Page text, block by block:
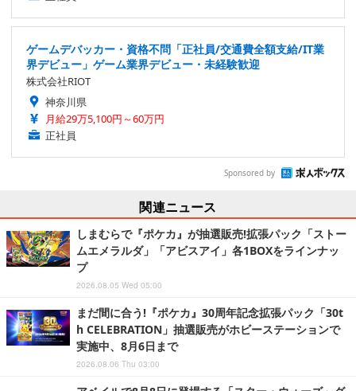
ゲームデバッカー・資格不問「正社員/交通費全額支給/IT業
界デビュー」ゲーム業界デビュー・未経験歓迎
株式会社RIOT
神奈川県
月給29万5,100円～60万円
正社員
Sponsored by
関連ニュース
しまむらで『ポケカ』が抽選販売!拡張パック「ストー
ムエメラルダ」「アビスアイ」各1BOXをラインナッ
プ
2026.08.05 Wed 05:00
まだ間に合う!『ポケカ』30周年記念拡張パック「30t
h CELEBRATION」抽選販売がホビーステーションで
実施中、8月6日まで
2026.08.06 Thu 03:00